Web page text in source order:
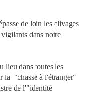
de loin les clivages
dans notre
lieu dans toutes les
la "chasse à l'étranger"
de l'"identité